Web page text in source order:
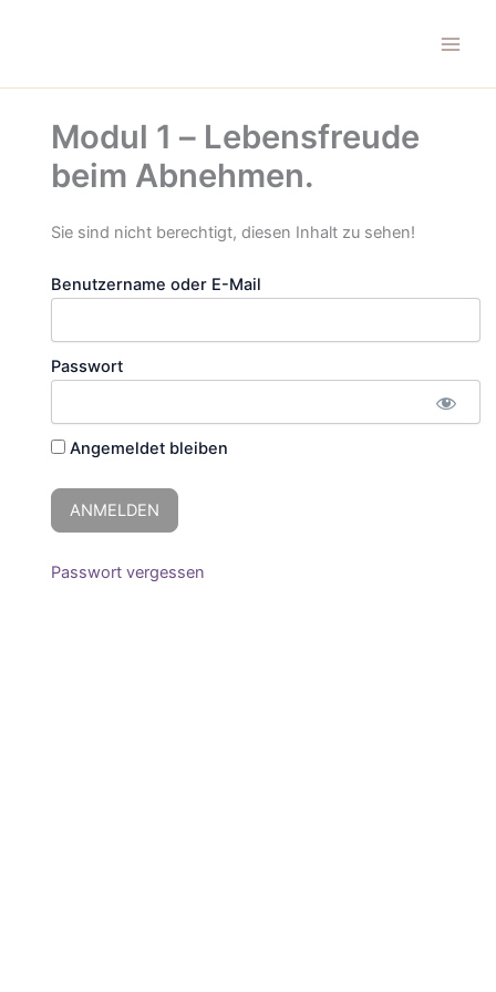
Modul 1 – Lebensfreude
beim Abnehmen.
Sie sind nicht berechtigt, diesen Inhalt zu sehen!
Benutzername oder E-Mail
Passwort
Angemeldet bleiben
Passwort vergessen